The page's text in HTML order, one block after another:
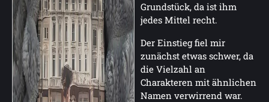
Grundstück, da ist ihm
jedes Mittel recht.
Der Einstieg fiel mir
zunächst etwas schwer, da
die Vielzahl an
Charakteren mit ähnlichen
Namen verwirrend war.